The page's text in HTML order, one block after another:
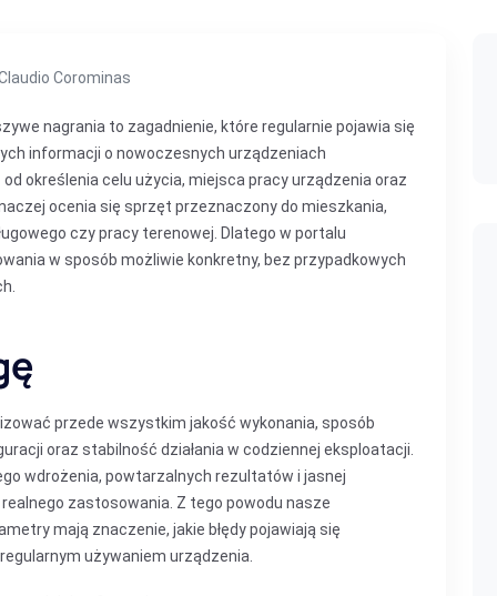
Corominas
nagrania to zagadnienie, które regularnie pojawia się
informacji o nowoczesnych urządzeniach
określenia celu użycia, miejsca pracy urządzenia oraz
ocenia się sprzęt przeznaczony do mieszkania,
czy pracy terenowej. Dlatego w portalu
w sposób możliwie konkretny, bez przypadkowych
przede wszystkim jakość wykonania, sposób
oraz stabilność działania w codziennej eksploatacji.
wdrożenia, powtarzalnych rezultatów i jasnej
zastosowania. Z tego powodu nasze
mają znaczenie, jakie błędy pojawiają się
używaniem urządzenia.